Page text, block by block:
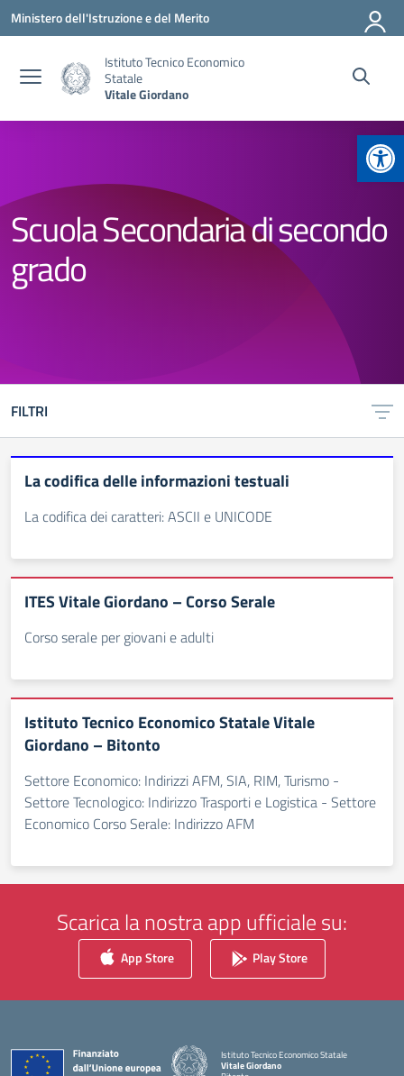
Vai ai contenuti
Vai al menu di navigazione
Vai al footer
Ministero dell'Istruzione e del Merito
Istituto Tecnico Economico
Statale
Vitale Giordano
Scuola Secondaria di secondo
grado
FILTRI
La codifica delle informazioni testuali
La codifica dei caratteri: ASCII e UNICODE
ITES Vitale Giordano – Corso Serale
Corso serale per giovani e adulti
Istituto Tecnico Economico Statale Vitale
Giordano – Bitonto
Settore Economico: Indirizzi AFM, SIA, RIM, Turismo -
Settore Tecnologico: Indirizzo Trasporti e Logistica - Settore
Economico Corso Serale: Indirizzo AFM
Scarica la nostra app ufficiale su:
App Store Play Store
Istituto Tecnico Economico Statale
Vitale Giordano